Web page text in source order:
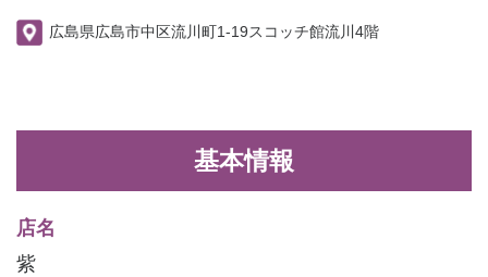
広島県広島市中区流川町1-19スコッチ館流川4階
基本情報
店名
紫